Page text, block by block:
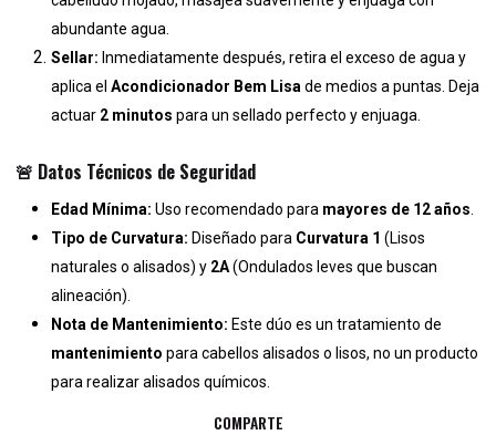
abundante agua.
Sellar: Inmediatamente después, retira el exceso de agua y
aplica el Acondicionador Bem Lisade medios a puntas. Deja
actuar 2 minutos para un sellado perfecto y enjuaga.
🚨 Datos Técnicos de Seguridad
Edad Mínima: Uso recomendado para mayores de 12 años.
Tipo de Curvatura: Diseñado para Curvatura 1 (Lisos
naturales o alisados) y 2A(Ondulados leves que buscan
alineación).
Nota de Mantenimiento: Este dúo es un tratamiento de
mantenimiento para cabellos alisados o lisos, no un producto
para realizar alisados químicos.
COMPARTE